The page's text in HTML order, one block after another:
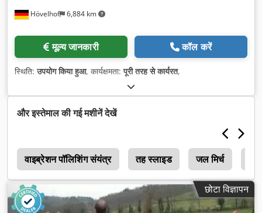
Hövelhof 6,884 km
मूल्य जानकारी कॉल करें
स्थिति:उपयोग किया हुआ, कार्यक्षमता:पूरी तरह से कार्यरत,
और इस्तेमाल की गई मशीनें देखें
वाइब्रेशन पॉलिशिंग संयंत्र तह स्लाइड जल मिर्च
छोटा विज्ञापन